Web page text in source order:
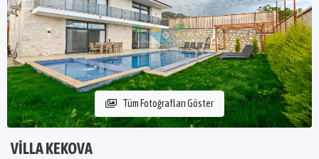
Tüm Fotoğrafları Göster
VILLA KEKOVA